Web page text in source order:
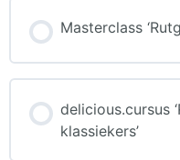
0% COMPLETE 0/0 Steps
Masterclass
0% COMPLETE 0/0 Steps
delicious.cursus
klassiekers’